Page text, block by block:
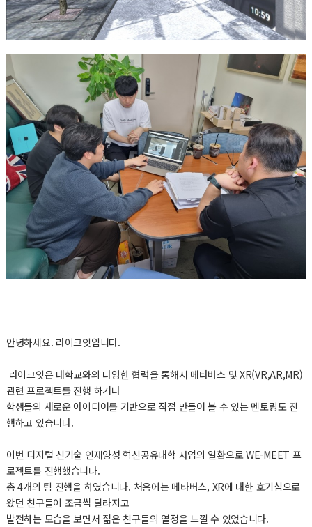
안녕하세요. 라이크잇입니다.
라이크잇은 대학교와의 다양한 협력을 통해서 메타버스 및 XR(VR,AR,MR)
관련 프로젝트를 진행 하거나
학생들의 새로운 아이디어를 기반으로 직접 만들어 볼 수 있는 멘토링도 진
행하고 있습니다.
이번 디지털 신기술 인재양성 혁신공유대학 사업의 일환으로 WE-MEET 프
로젝트를 진행했습니다.
총 4개의 팀 진행을 하였습니다. 처음에는 메타버스, XR에 대한 호기심으로
왔던 친구들이 조금씩 달라지고
발전하는 모습을 보면서 젊은 친구들의 열정을 느낄 수 있었습니다.